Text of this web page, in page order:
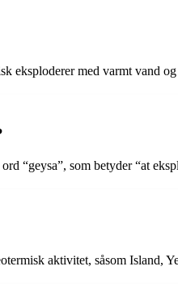
eksploderer med varmt vand
“geysa”, som betyder “at
aktivitet, såsom Island,